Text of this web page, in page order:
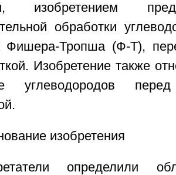
изобретением
обработки
Фишера-Тропша (Ф-Т),
Изобретение также
углеводородов
изобретения
определили